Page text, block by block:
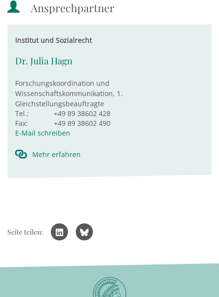
Ansprechpartner
Institut und Sozialrecht
Dr. Julia Hagn
Forschungskoordination und
Wissenschaftskommunikation, 1.
Gleichstellungsbeauftragte
Tel.:
+49 89 38602 428
Fax:
+49 89 38602 490
E-Mail schreiben
Mehr erfahren
Seite teilen: